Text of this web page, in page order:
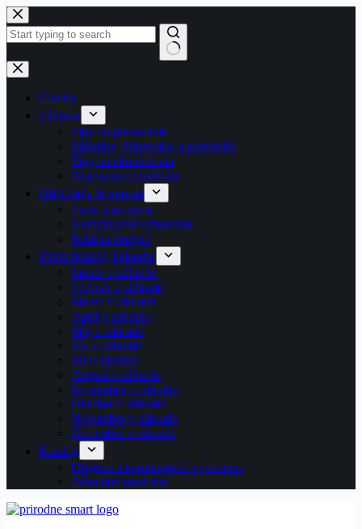
Skip
to
content
No
results
Články
Záhrada
Tipy na pestovanie
Skleníky, fóliovníky a pareniská
Tipy na eko riešenia
Pestovanie v interiéri
Off-Grid a Kemping
Testy a recenzie
Kempingové vybavenie
Solárna energia
Záhradkársky kalendár
Január v záhrade
Február v záhrade
Marec v záhrade
Apríl v záhrade
Máj v záhrade
Jún v záhrade
Júl v záhrade
August v záhrade
September v záhrade
Október v záhrade
November v záhrade
December v záhrade
Katalóg
Off-grid a kempingové vybavenie
Záhradné produkty